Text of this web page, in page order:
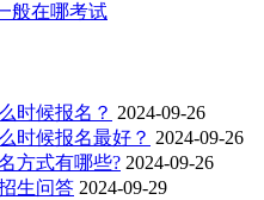
般在哪考试
时候报名？ 2024-09-26
时候报名最好？ 2024-09-26
方式有哪些? 2024-09-26
生问答 2024-09-29